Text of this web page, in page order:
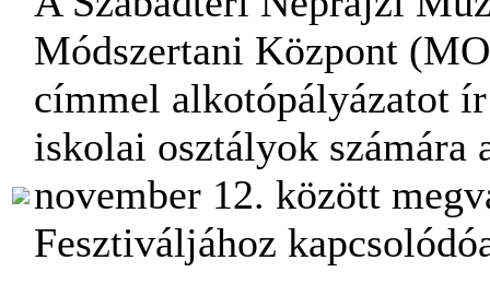
Módszertani Központ
címmel alkotópályázatot
iskolai osztályok számára
november 12. között
Fesztiváljához